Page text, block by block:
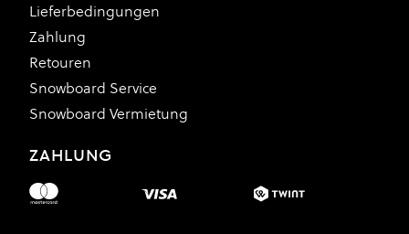
Lieferbedingungen
Zahlung
Retouren
Snowboard Service
Snowboard Vermietung
ZAHLUNG